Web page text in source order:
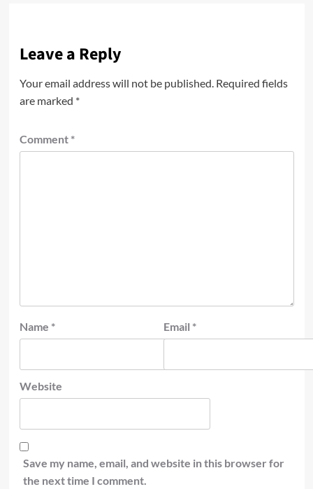
Leave a Reply
Your email address will not be published. Required fields
are marked *
Comment *
Name * Email *
Website
Save my name, email, and website in this browser for
the next time I comment.